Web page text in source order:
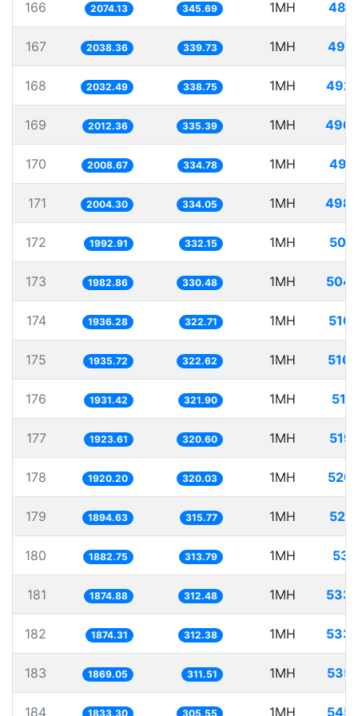
166 2074.13 345.69 1MH
167 2038.36 339.73 1MH
168 2032.49 338.75 1MH
169 2012.36 335.39 1MH
170 2008.67 334.78 1MH
171 2004.30 334.05 1MH
172 1992.91 332.15 1MH
173 1982.86 330.48 1MH
174 1936.28 322.71 1MH
175 1935.72 322.62 1MH
176 1931.42 321.90 1MH
177 1923.61 320.60 1MH
178 1920.20 320.03 1MH
179 1894.63 315.77 1MH
180 1882.75 313.79 1MH
181 1874.88 312.48 1MH
182 1874.31 312.38 1MH
183 1869.05 311.51 1MH
184 1833.30 305.55 1MH